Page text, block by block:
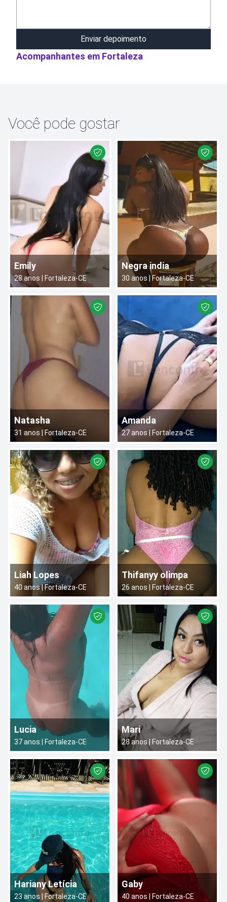
Enviar depoimento
Acompanhantes em Fortaleza
Você pode gostar
Emily
28 anos | Fortaleza-CE
Negra india
30 anos | Fortaleza-CE
Natasha
31 anos | Fortaleza-CE
Amanda
27anos | Fortaleza-CE
Liah Lopes
40 anos | Fortaleza-CE
Thifanyy olimpa
26 anos | Fortaleza-CE
Lucia
37anos | Fortaleza-CE
Mari
28anos | Fortaleza-CE
Hariany Letícia
23 anos | Fortaleza-CE
Gaby
40 anos | Fortaleza-CE